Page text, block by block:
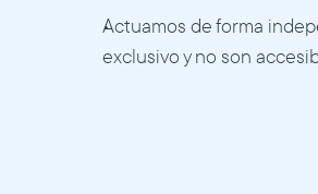
Actuamos de forma
exclusivo y no son